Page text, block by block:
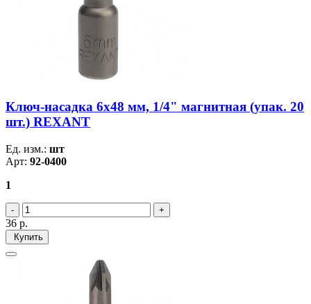
Ключ-насадка 6х48 мм, 1/4" магнитная (упак. 20
шт.) REXANT
Ед. изм.: шт
Арт: 92-0400
1
36 р.
Купить